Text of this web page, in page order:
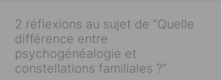
2 réflexions au sujet de “Quelle
différence entre
psychogénéalogie et
constellations familiales ?”